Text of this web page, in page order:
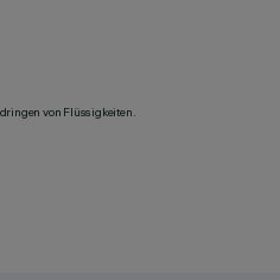
von Flüssigkeiten.